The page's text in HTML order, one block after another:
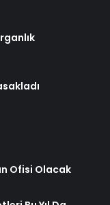
Ofisi Olacak